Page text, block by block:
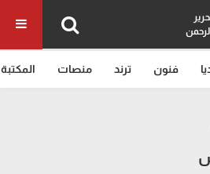
فنون ترند منصات المكتبة